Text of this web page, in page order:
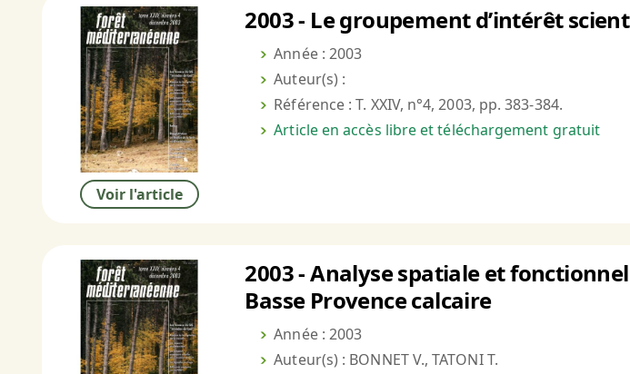
Voir l'article
2003 - Le groupement d’intérêt
Année : 2003
Auteur(s) :
Référence : T. XXIV, n°4, 2003, pp. 383-384.
Article en accès libre et téléchargement gratuit
2003 - Analyse spatiale et
Basse Provence calcaire
Année : 2003
Auteur(s) : BONNET V., TATONI T.